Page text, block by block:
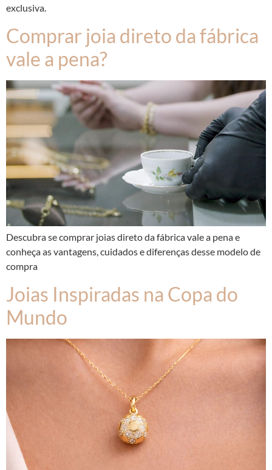
exclusiva.
Comprar joia direto da fábrica
vale a pena?
Descubra se comprar joias direto da fábrica vale a pena e
conheça as vantagens, cuidados e diferenças desse modelo de
compra
Joias Inspiradas na Copa do
Mundo